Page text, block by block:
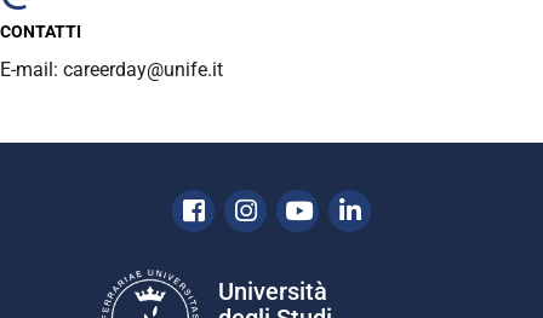
CONTATTI
E-mail: careerday@unife.it
Facebook
Instagram
YoutubeLinkedin
Università